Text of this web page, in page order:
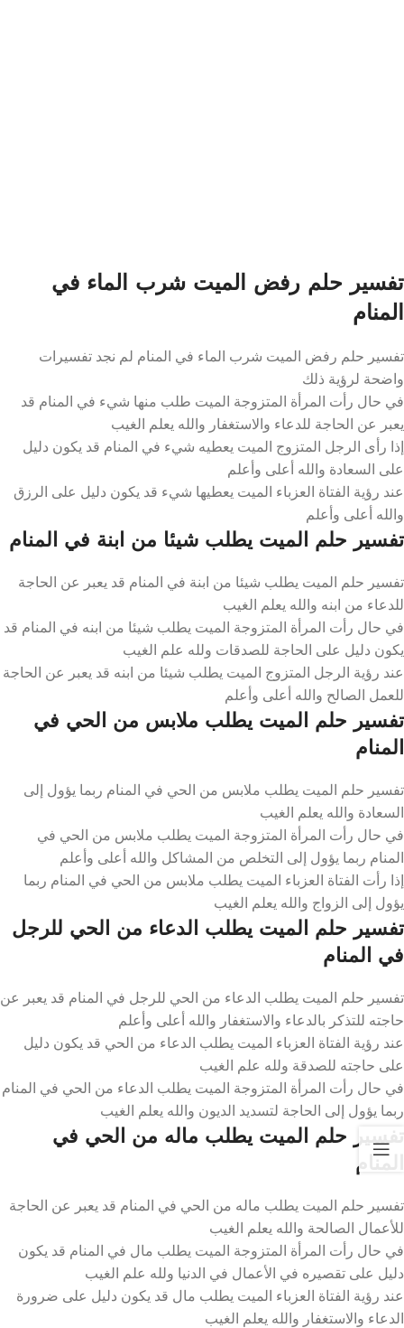
تفسير حلم رفض الميت شرب الماء في
المنام
تفسير حلم رفض الميت شرب الماء في المنام لم نجد تفسيرات
واضحة لرؤية ذلك
في حال رأت المرأة المتزوجة الميت طلب منها شيء في المنام قد
يعبر عن الحاجة للدعاء والاستغفار والله يعلم الغيب
إذا رأى الرجل المتزوج الميت يعطيه شيء في المنام قد يكون دليل
على السعادة والله أعلى وأعلم
عند رؤية الفتاة العزباء الميت يعطيها شيء قد يكون دليل على الرزق
والله أعلى وأعلم
تفسير حلم الميت يطلب شيئا من ابنة في المنام
تفسير حلم الميت يطلب شيئا من ابنة في المنام قد يعبر عن الحاجة
للدعاء من ابنه والله يعلم الغيب
في حال رأت المرأة المتزوجة الميت يطلب شيئا من ابنه في المنام قد
يكون دليل على الحاجة للصدقات ولله علم الغيب
عند رؤية الرجل المتزوج الميت يطلب شيئا من ابنه قد يعبر عن الحاجة
للعمل الصالح والله أعلى وأعلم
تفسير حلم الميت يطلب ملابس من الحي في
المنام
تفسير حلم الميت يطلب ملابس من الحي في المنام ربما يؤول إلى
السعادة والله يعلم الغيب
في حال رأت المرأة المتزوجة الميت يطلب ملابس من الحي في
المنام ربما يؤول إلى التخلص من المشاكل والله أعلى وأعلم
إذا رأت الفتاة العزباء الميت يطلب ملابس من الحي في المنام ربما
يؤول إلى الزواج والله يعلم الغيب
تفسير حلم الميت يطلب الدعاء من الحي للرجل
في المنام
تفسير حلم الميت يطلب الدعاء من الحي للرجل في المنام قد يعبر عن
حاجته للتذكر بالدعاء والاستغفار والله أعلى وأعلم
عند رؤية الفتاة العزباء الميت يطلب الدعاء من الحي قد يكون دليل
على حاجته للصدقة ولله علم الغيب
في حال رأت المرأة المتزوجة الميت يطلب الدعاء من الحي في المنام
ربما يؤول إلى الحاجة لتسديد الديون والله يعلم الغيب
تفسير حلم الميت يطلب ماله من الحي في
المنام
تفسير حلم الميت يطلب ماله من الحي في المنام قد يعبر عن الحاجة
للأعمال الصالحة والله يعلم الغيب
في حال رأت المرأة المتزوجة الميت يطلب مال في المنام قد يكون
دليل على تقصيره في الأعمال في الدنيا ولله علم الغيب
عند رؤية الفتاة العزباء الميت يطلب مال قد يكون دليل على ضرورة
الدعاء والاستغفار والله يعلم الغيب